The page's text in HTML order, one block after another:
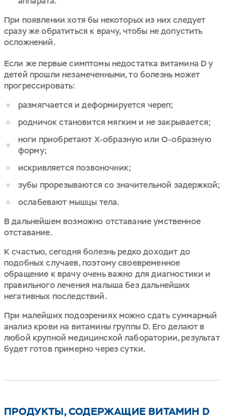
При появлении хотя бы некоторых из них следует
сразу же обратиться к врачу, чтобы не допустить
осложнений.
Если же первые симптомы недостатка витамина D у
детей прошли незамеченными, то болезнь может
прогрессировать:
размягчается и деформируется череп;
родничок становится мягким и не закрывается;
ноги приобретают Х-образную или O-образную
форму;
искривляется позвоночник;
зубы прорезываются со значительной задержкой;
ослабевают мышцы тела.
В дальнейшем возможно отставание умственное
отставание.
К счастью, сегодня болезнь редко доходит до
подобных случаев, поэтому своевременное
обращение к врачу очень важно для диагностики и
правильного лечения малыша без дальнейших
негативных последствий.
При малейших подозрениях можно сдать суммарный
анализ крови на витамины группы D. Его делают в
любой крупной медицинской лаборатории, результат
будет готов примерно через сутки.
ПРОДУКТЫ, СОДЕРЖАЩИЕ ВИТАМИН D